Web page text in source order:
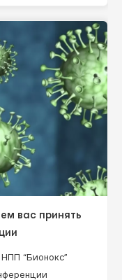
Нестерова И.В.
вас принять
“Бионокс”